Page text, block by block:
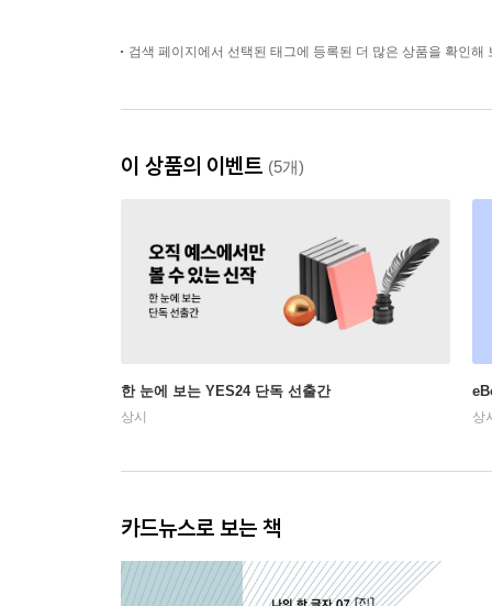
검색 페이지에서 선택된 태그에 등록된 더 많은 상품을 확인해
이 상품의 이벤트 (5개)
한 눈에 보는 YES24 단독 선출간
상시 상
카드뉴스로 보는 책